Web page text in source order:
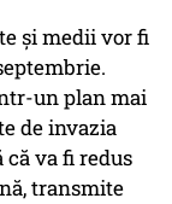
şi medii vor fi
un plan mai
de invazia
va fi redus
transmite